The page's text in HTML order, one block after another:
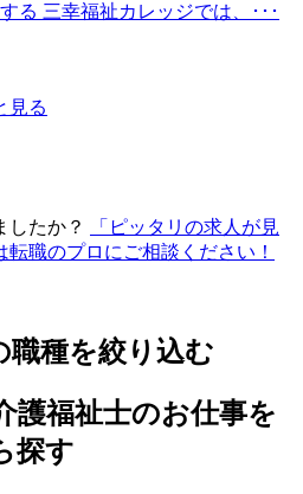
る 三幸福祉カレッジでは、･･･
したか？
「ピッタリの求人が見
職のプロにご相談ください！
職種を絞り込む
護福祉士のお仕事を
探す